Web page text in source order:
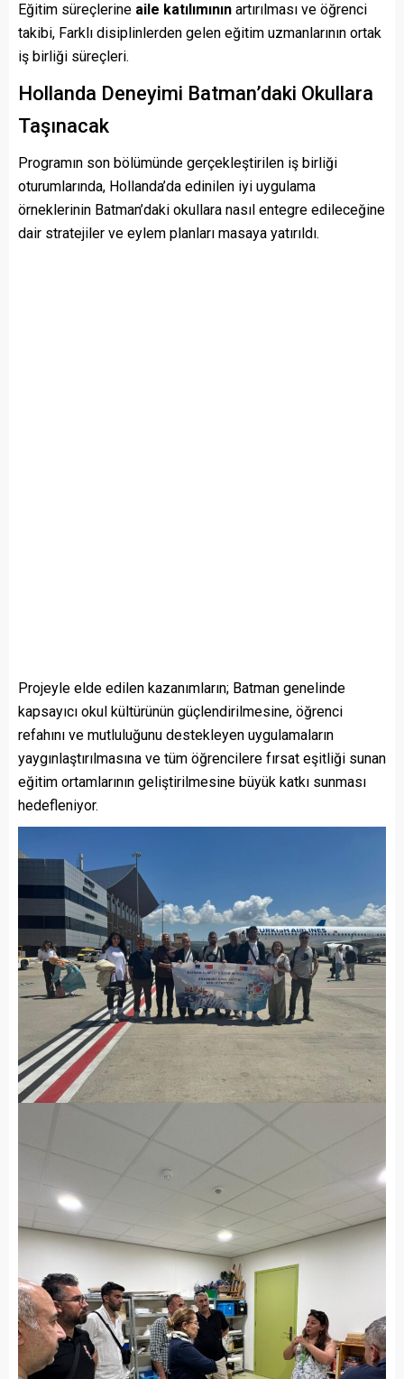
Eğitim süreçlerine aile katılımının artırılması ve öğrenci
takibi, Farklı disiplinlerden gelen eğitim uzmanlarının ortak
iş birliği süreçleri.
Hollanda Deneyimi Batman’daki Okullara
Taşınacak
Programın son bölümünde gerçekleştirilen iş birliği
oturumlarında, Hollanda’da edinilen iyi uygulama
örneklerinin Batman’daki okullara nasıl entegre edileceğine
dair stratejiler ve eylem planları masaya yatırıldı.
Projeyle elde edilen kazanımların; Batman genelinde
kapsayıcı okul kültürünün güçlendirilmesine, öğrenci
refahını ve mutluluğunu destekleyen uygulamaların
yaygınlaştırılmasına ve tüm öğrencilere fırsat eşitliği sunan
eğitim ortamlarının geliştirilmesine büyük katkı sunması
hedefleniyor.